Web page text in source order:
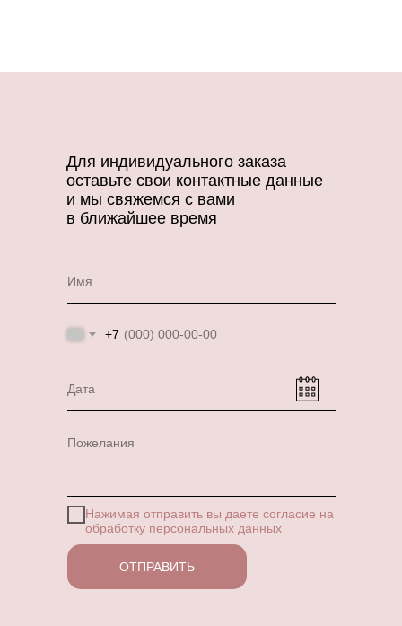
Для индивидуального заказа
оставьте свои контактные данные
и мы свяжемся с вами
в ближайшее время
Имя
+7
Дата
Пожелания
Нажимая отправить вы даете согласие на
обработку персональных данных
ОТПРАВИТЬ